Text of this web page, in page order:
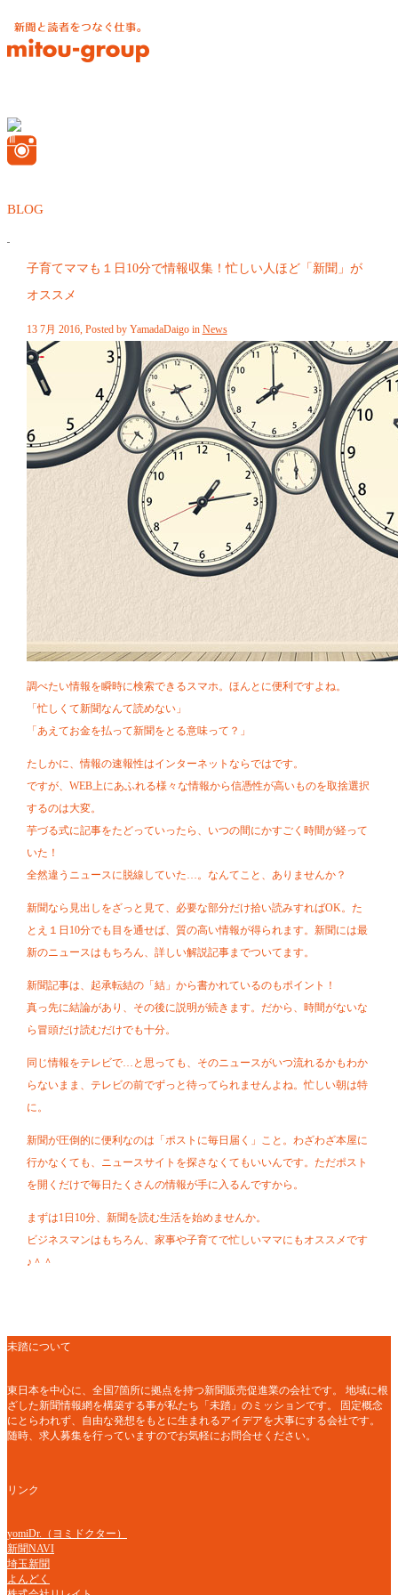
BLOG
子育てママも１日10分で情報収集！忙しい人ほど「新聞」が
オススメ
13 7月 2016, Posted by YamadaDaigoin News
調べたい情報を瞬時に検索できるスマホ。ほんとに便利ですよね。
「忙しくて新聞なんて読めない」
「あえてお金を払って新聞をとる意味って？」
たしかに、情報の速報性はインターネットならではです。
ですが、WEB上にあふれる様々な情報から信憑性が高いものを取捨選択
するのは大変。
芋づる式に記事をたどっていったら、いつの間にかすごく時間が経って
いた！
全然違うニュースに脱線していた…。なんてこと、ありませんか？
新聞なら見出しをざっと見て、必要な部分だけ拾い読みすればOK。た
とえ１日10分でも目を通せば、質の高い情報が得られます。新聞には最
新のニュースはもちろん、詳しい解説記事までついてます。
新聞記事は、起承転結の「結」から書かれているのもポイント！
真っ先に結論があり、その後に説明が続きます。だから、時間がないな
ら冒頭だけ読むだけでも十分。
同じ情報をテレビで…と思っても、そのニュースがいつ流れるかもわか
らないまま、テレビの前でずっと待ってられませんよね。忙しい朝は特
に。
新聞が圧倒的に便利なのは「ポストに毎日届く」こと。わざわざ本屋に
行かなくても、ニュースサイトを探さなくてもいいんです。ただポスト
を開くだけで毎日たくさんの情報が手に入るんですから。
まずは1日10分、新聞を読む生活を始めませんか。
ビジネスマンはもちろん、家事や子育てで忙しいママにもオススメです
♪＾＾
未踏について
東日本を中心に、全国7箇所に拠点を持つ新聞販売促進業の会社です。 地域に根
ざした新聞情報網を構築する事が私たち「未踏」のミッションです。 固定概念
にとらわれず、自由な発想をもとに生まれるアイデアを大事にする会社です。
随時、求人募集を行っていますのでお気軽にお問合せください。
リンク
yomiDr.（ヨミドクター）
新聞NAVI
埼玉新聞
よんどく